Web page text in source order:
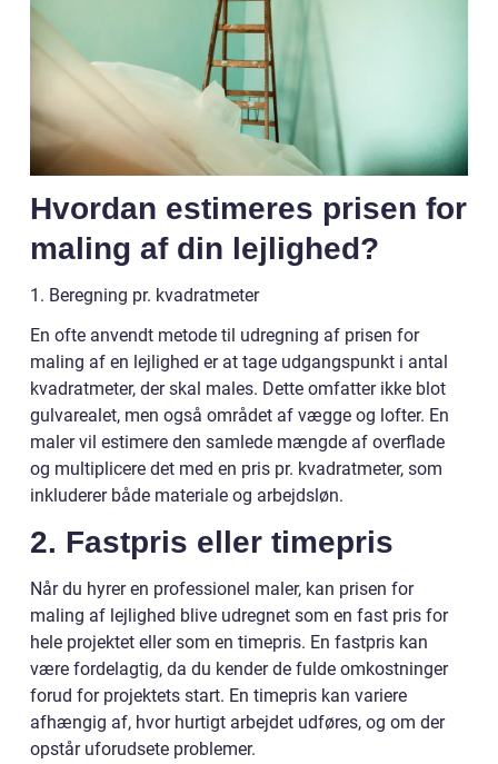
Hvordan estimeres prisen for
maling af din lejlighed?
1. Beregning pr. kvadratmeter
En ofte anvendt metode til udregning af prisen for
maling af en lejlighed er at tage udgangspunkt i antal
kvadratmeter, der skal males. Dette omfatter ikke blot
gulvarealet, men også området af vægge og lofter. En
maler vil estimere den samlede mængde af overflade
og multiplicere det med en pris pr. kvadratmeter, som
inkluderer både materiale og arbejdsløn.
2. Fastpris eller timepris
Når du hyrer en professionel maler, kan prisen for
maling af lejlighed blive udregnet som en fast pris for
hele projektet eller som en timepris. En fastpris kan
være fordelagtig, da du kender de fulde omkostninger
forud for projektets start. En timepris kan variere
afhængig af, hvor hurtigt arbejdet udføres, og om der
opstår uforudsete problemer.